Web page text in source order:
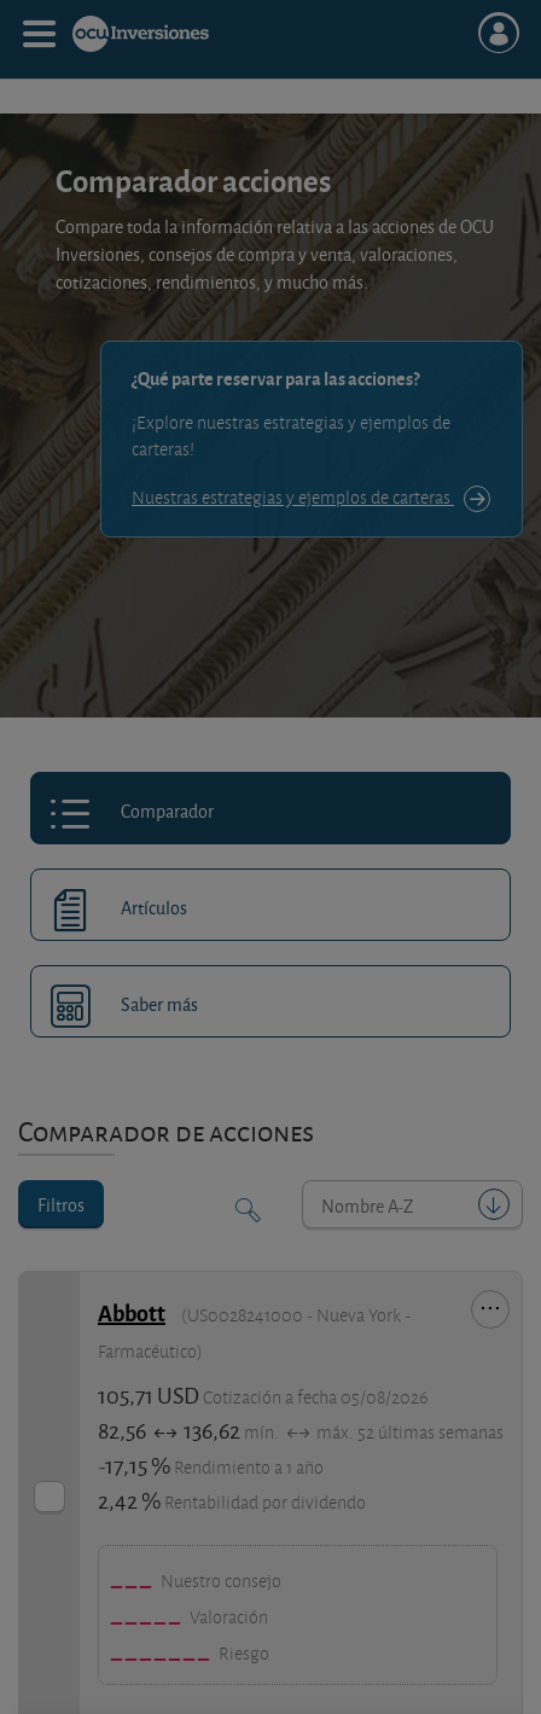
Comparador acciones
Compare toda la información relativa a las acciones de OCU
Inversiones, consejos de compra y venta, valoraciones,
cotizaciones, rendimientos, y mucho más.
¿Qué parte reservar para las acciones?
¡Explore nuestras estrategias y ejemplos de
carteras!
Nuestras estrategias y ejemplos de carteras
Comparador
Artículos
Saber más
Comparador de acciones
Filtros Nombre A-Z
Abbott
(US0028241000 - Nueva York -
Farmacéutico)
105,71 USD Cotización a fecha 05/08/2026
82,56 136,62 mín. máx. 52 últimas semanas
-17,15 % Rendimiento a 1 año
2,42 % Rentabilidad por dividendo
Nuestro consejo
Valoración
Riesgo